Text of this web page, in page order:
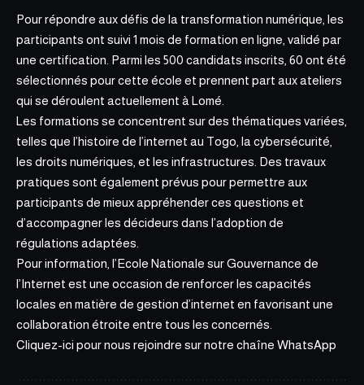
Pour répondre aux défis de la transformation numérique, les
participants ont suivi 1 mois de formation en ligne, validé par
une certification. Parmi les 500 candidats inscrits, 60 ont été
sélectionnés pour cette école et prennent part aux ateliers
qui se déroulent actuellement à Lomé.
Les formations se concentrent sur des thématiques variées,
telles que l’histoire de l’internet au Togo , la cybersécurité,
les droits numériques, et les infrastructures. Des travaux
pratiques sont également prévus pour permettre aux
participants de mieux appréhender ces questions et
d’accompagner les décideurs dans l’adoption de
régulations adaptées.
Pour information, l’Ecole Nationale sur Gouvernance de
l’Internet est une occasion de renforcer les capacités
locales en matière de gestion d’internet en favorisant une
collaboration étroite entre tous les concernés.
Cliquez-ici pour nous rejoindre sur notre chaîne WhatsApp